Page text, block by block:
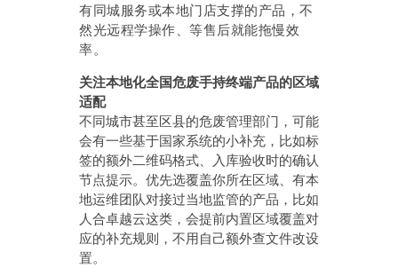
有同城服务或本地门店支撑的产品，不
然光远程学操作、等售后就能拖慢效
率。
关注本地化全国危废手持终端产品的区域
适配
不同城市甚至区县的危废管理部门，可能
会有一些基于国家系统的小补充，比如标
签的额外二维码格式、入库验收时的确认
节点提示。优先选覆盖你所在区域、有本
地运维团队对接过当地监管的产品，比如
人合卓越云这类，会提前内置区域覆盖对
应的补充规则，不用自己额外查文件改设
置。